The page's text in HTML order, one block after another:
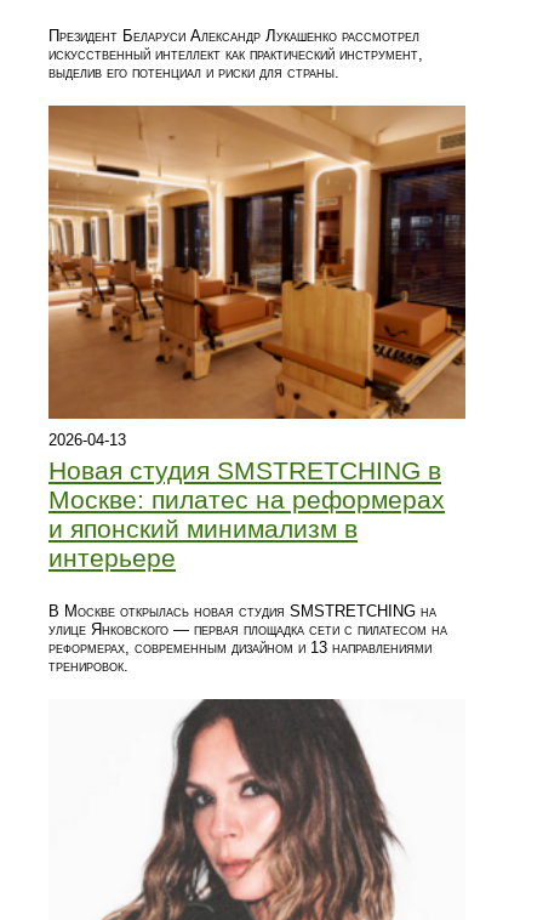
Президент Беларуси Александр Лукашенко рассмотрел
искусственный интеллект как практический инструмент,
выделив его потенциал и риски для страны.
2026-04-13
Новая студия SMSTRETCHING в
Москве: пилатес на реформерах
и японский минимализм в
интерьере
В Москве открылась новая студия SMSTRETCHING на
улице Янковского — первая площадка сети с пилатесом на
реформерах, современным дизайном и 13 направлениями
тренировок.